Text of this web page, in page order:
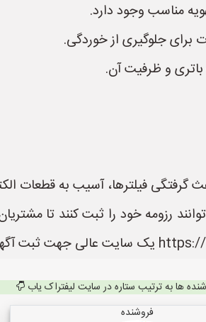
مناسب وجود دارد.
برای جلوگیری از خوردگی.
و ظرفیت آن.
گرفتگی فیلترها، آسیب به
رزومه خود را ثبت کنند تا
ها به ترتیب ستاره در سایت لیفتراک یاب
فروشنده